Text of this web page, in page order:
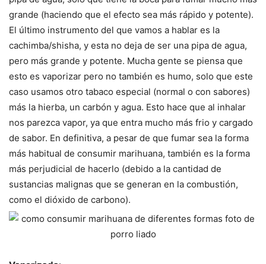
grande (haciendo que el efecto sea más rápido y potente).
El último instrumento del que vamos a hablar es la
cachimba/shisha, y esta no deja de ser una pipa de agua,
pero más grande y potente. Mucha gente se piensa que
esto es vaporizar pero no también es humo, solo que este
caso usamos otro tabaco especial (normal o con sabores)
más la hierba, un carbón y agua. Esto hace que al inhalar
nos parezca vapor, ya que entra mucho más frio y cargado
de sabor. En definitiva, a pesar de que fumar sea la forma
más habitual de consumir marihuana, también es la forma
más perjudicial de hacerlo (debido a la cantidad de
sustancias malignas que se generan en la combustión,
como el dióxido de carbono).